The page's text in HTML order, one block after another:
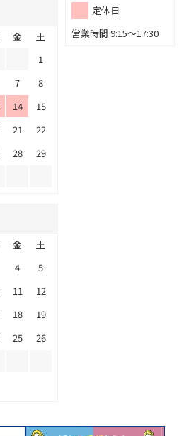
定休日
営業時間 9:15～17:30
金
土
1
7
8
14
15
21
22
28
29
金
土
4
5
11
12
18
19
25
26